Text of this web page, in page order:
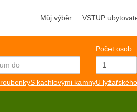
Můj výběr VSTUP
Počet osob
S kachlovými kamnyU